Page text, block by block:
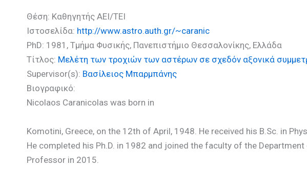
Θέση: Καθηγητής ΑΕΙ/ΤΕΙ
Ιστοσελίδα: http://www.astro.auth.gr/~caranic
PhD: 1981, Τμήμα Φυσικής, Πανεπιστήμιο Θεσσαλονίκης, Ελλάδα
Τίτλος: Μελέτη των τροχιών των αστέρων σε σχεδόν αξονικά
Supervisor(s): Βασίλειος Μπαρμπάνης
Βιογραφικό:
Nicolaos Caranicolas was born in
Komotini, Greece, on the 12th of April, 1948. He received his B.Sc. in
He completed his Ph.D. in 1982 and joined the faculty of the
Professor in 2015.